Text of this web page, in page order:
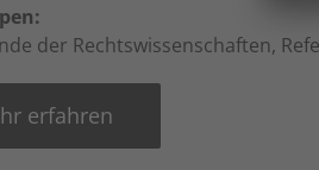
der Rechtswissenschaften,
erfahren